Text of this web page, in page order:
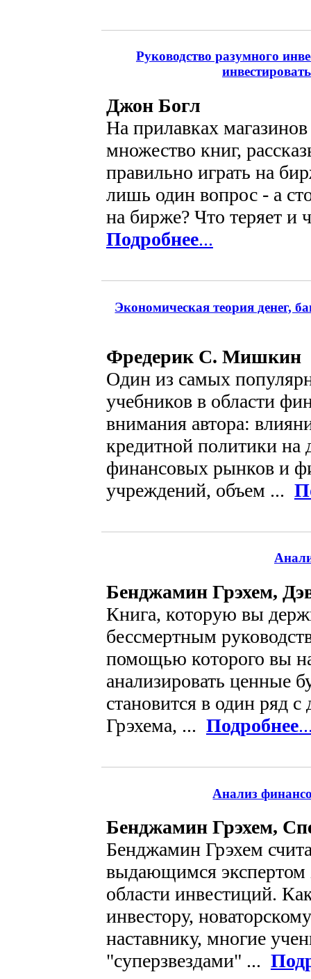
Руководство разумного
Джон Богл
На прилавках
множество книг,
правильно играть на
лишь один вопрос - а
на бирже? Что теряет и
Подробнее...
Экономическая теория денег,
Фредерик C. Мишкин
Один из самых
учебников в области
внимания автора:
кредитной политики на
финансовых рынков и
учреждений, объем ...
Бенджамин Грэхем,
Книга, которую вы
бессмертным
помощью которого вы
анализировать ценные
становится в один ряд
Грэхема, ... Подробнее
Анализ
Бенджамин Грэхем,
Бенджамин Грэхем
выдающимся экспертом
области инвестиций.
инвестору,
наставнику, многие
"суперзвездами" ...